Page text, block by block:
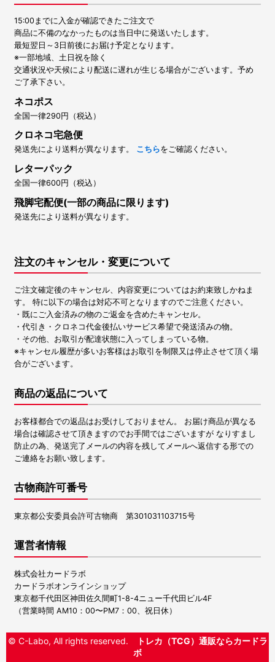
15:00までに入金が確認できたご注文で
商品に不備のなかったものは当日中に発送いたします。
最短翌日～3日前後にお届け予定となります。
※一部地域、土日祝を除く
交通状況や天候により配送に遅れが生じる場合がございます。予め
ご了承下さい。
ネコポス
全国一律290円（税込）
クロネコ宅急便
発送先により送料が異なります。 こちらをご確認ください。
レターパック
全国一律600円（税込）
飛脚宅配便(一部の商品に限ります)
発送先により送料が異なります。
注文のキャンセル・変更について
ご注文確定後のキャンセル、内容変更についてはお約束致しかねま
す。 特に以下の場合は対応不可となりますのでご注意ください。
・既にご入金済みの物のご返金を含めたキャンセル。
・代引き・クロネコ代金後払いサービス希望で発送済みの物。
・その他、お取引が配達状態に入ってしまっている物。
※キャンセル履歴が多いお客様はお取引を制限又は停止させて頂く場
合がございます。
商品の返品について
お客様都合での返品はお受けしておりません。 お届け商品が異なる
場合は確認させて頂きますのでお手間ではございますが なりすまし
防止の為、発送完了メールの内容を残してメールへ返信する形での
ご連絡をお願い致します。
古物商許可番号
東京都公安委員会許可古物商 第301031103715号
運営者情報
株式会社カードラボ
カードラボオンラインショップ
東京都千代田区神田佐久間町1-8-4ニュー千代田ビル4F
（営業時間 AM10：00〜PM7：00、祝日休）
© C-Labo, All rights reserved.
トレカ（TCG）通販ならカードラ
ボ